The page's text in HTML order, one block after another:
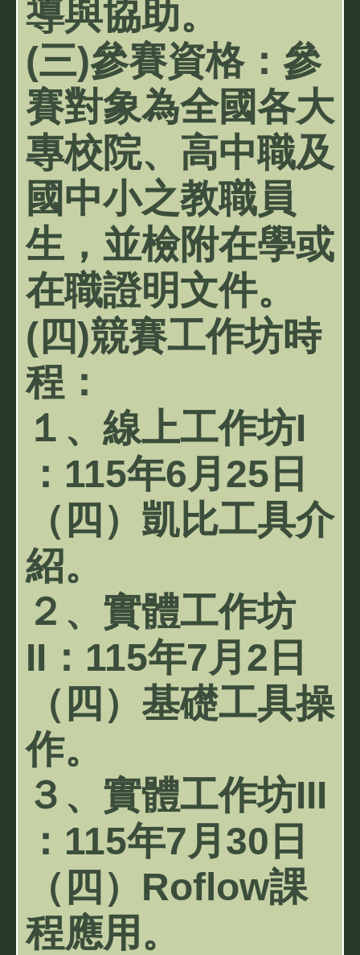
導與協助。
(三)參賽資格：參
賽對象為全國各大
專校院、高中職及
國中小之教職員
生，並檢附在學或
在職證明文件。
(四)競賽工作坊時
程：
１、線上工作坊I
：115年6月25日
（四）凱比工具介
紹。
２、實體工作坊
II：115年7月2日
（四）基礎工具操
作。
３、實體工作坊III
：115年7月30日
（四）Roflow課
程應用。